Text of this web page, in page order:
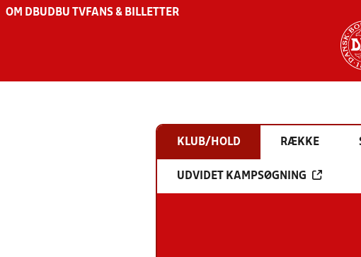
OM DBU DBU TV FANS & BILLETTER
KLUB/HOLD RÆKKE
UDVIDET KAMPSØGNING